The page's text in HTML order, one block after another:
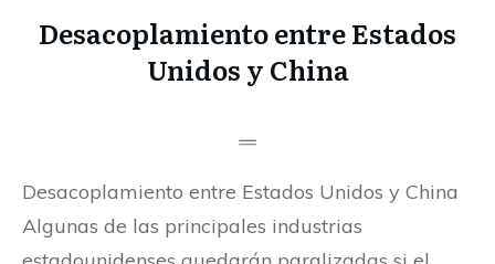
Desacoplamiento entre Estados
Unidos y China
Desacoplamiento entre Estados Unidos y China
Algunas de las principales industrias